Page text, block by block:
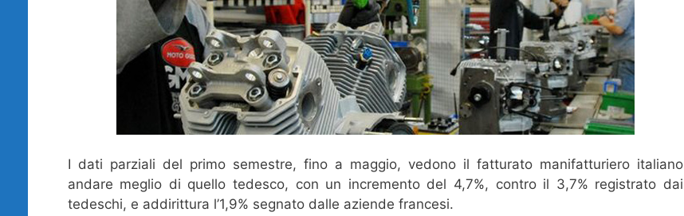
I dati parziali del primo semestre, fino a maggio, vedono il fatturato manifatturiero italiano
andare meglio di quello tedesco, con un incremento del 4,7%, contro il 3,7% registrato dai
tedeschi, e addirittura l’1,9% segnato dalle aziende francesi.